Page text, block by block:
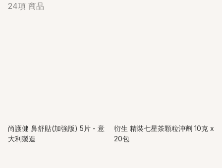
24項 商品
尚護健 鼻舒貼(加強版) 5片 - 意
大利製造
衍生 精裝七星茶顆粒沖劑 10克 x
20包